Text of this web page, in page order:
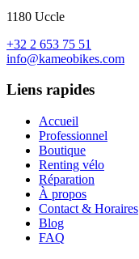
1180 Uccle
+32 2 653 75 51
info@kameobikes.com
Liens rapides
Accueil
Professionnel
Boutique
Renting vélo
Réparation
À propos
Contact & Horaires
Blog
FAQ